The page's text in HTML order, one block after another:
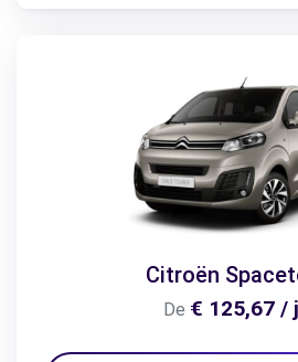
Citroën
De € 125,67 /